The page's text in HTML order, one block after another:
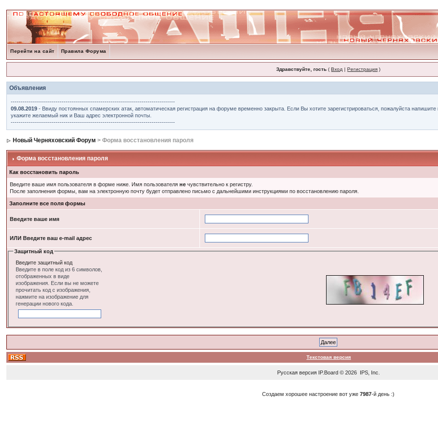
Перейти на сайт Правила Форума
Здравствуйте, гость (Вход |Регистрация )
Объявления
------------------------------------------------------------------------------------
09.08.2019 - Ввиду постоянных спамерских атак, автоматическая регистрация на форуме временно закрыта. Если Вы хотите зарегистрироваться, пожалуйста
укажите желаемый ник и Ваш адрес электронной почты.
------------------------------------------------------------------------------------
Новый Черняховский Форум > Форма восстановления пароля
Форма восстановления пароля
Как восстановить пароль
Введите ваше имя пользователя в форме ниже. Имя пользователяне чувствительно к регистру.
После заполнения формы, вам на электронную почту будет отправлено письмо с дальнейшими инструкциями по восстановлению пароля.
Заполните все поля формы
Введите ваше имя
ИЛИ Введите ваш e-mail адрес
Защитный код
Введите защитный код
Введите в поле код из 6 символов,
отображенных в виде
изображения. Если вы не можете
прочитать код с изображения,
нажмите на изображение для
генерации нового кода.
Текстовая версия
Русская версия IP.Board© 2026 IPS, Inc
Создаем хорошее настроение вот уже7987-й день :)